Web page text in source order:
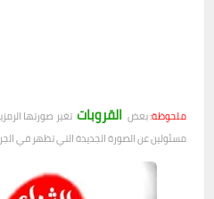
ملحوظة:بعض القروبات تغير صورتها
مسئولين عن الصورة الجديدة التي تظهر في